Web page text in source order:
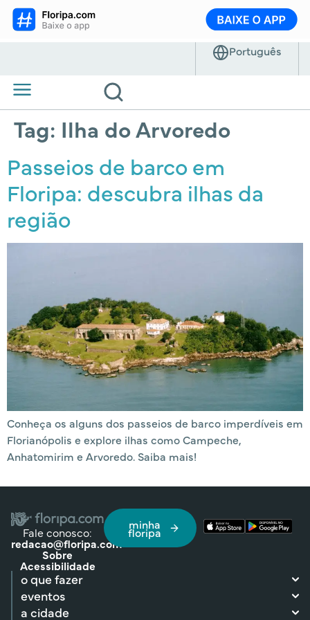
Tag: Ilha do Arvoredo
Passeios de barco em
Floripa: descubra ilhas da
região
Conheça os alguns dos passeios de barco imperdíveis em
Florianópolis e explore ilhas como Campeche,
Anhatomirim e Arvoredo. Saiba mais!
Fale conosco:
redacao@floripa.com
Sobre
Acessibilidade
minha
floripa
o que fazer
eventos
a cidade